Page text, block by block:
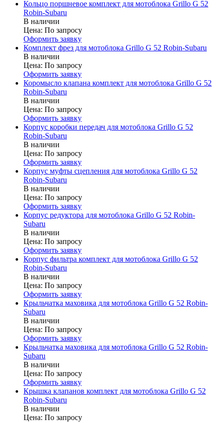
Кольцо поршневое комплект для мотоблока Grillo G 52
Robin-Subaru
В наличии
Цена: По запросу
Оформить заявку
Комплект фрез для мотоблока Grillo G 52 Robin-Subaru
В наличии
Цена: По запросу
Оформить заявку
Коромысло клапана комплект для мотоблока Grillo G 52
Robin-Subaru
В наличии
Цена: По запросу
Оформить заявку
Корпус коробки передач для мотоблока Grillo G 52
Robin-Subaru
В наличии
Цена: По запросу
Оформить заявку
Корпус муфты сцепления для мотоблока Grillo G 52
Robin-Subaru
В наличии
Цена: По запросу
Оформить заявку
Корпус редуктора для мотоблока Grillo G 52 Robin-
Subaru
В наличии
Цена: По запросу
Оформить заявку
Корпус фильтра комплект для мотоблока Grillo G 52
Robin-Subaru
В наличии
Цена: По запросу
Оформить заявку
Крыльчатка маховика для мотоблока Grillo G 52 Robin-
Subaru
В наличии
Цена: По запросу
Оформить заявку
Крыльчатка маховика для мотоблока Grillo G 52 Robin-
Subaru
В наличии
Цена: По запросу
Оформить заявку
Крышка клапанов комплект для мотоблока Grillo G 52
Robin-Subaru
В наличии
Цена: По запросу